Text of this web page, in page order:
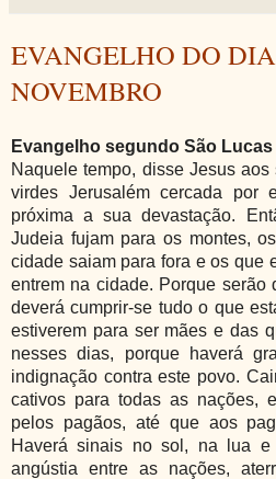
EVANGELHO DO
NOVEMBRO
Evangelho segundo São Lucas
Naquele tempo, disse Jesus
virdes Jerusalém cercada por
próxima a sua devastação.
Judeia fujam para os montes,
cidade saiam para fora e os que
entrem na cidade. Porque serão
deverá cumprir-se tudo o que
estiverem para ser mães e das
nesses dias, porque haverá
indignação contra este povo.
cativos para todas as nações,
pelos pagãos, até que aos
Haverá sinais no sol, na lua
angústia entre as nações,